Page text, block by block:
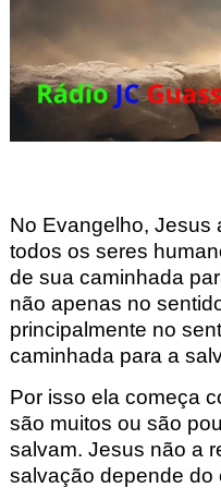
No Evangelho, Jesus
todos os seres
de sua caminhada
não apenas no
principalmente no
caminhada para a
Por isso ela começa
são muitos ou são
salvam. Jesus não a
salvação depende do